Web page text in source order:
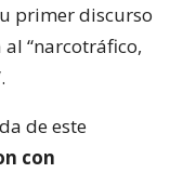
primer discurso
“narcotráfico,
de este
con